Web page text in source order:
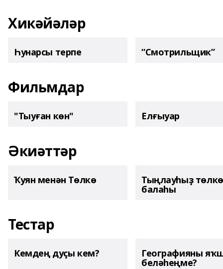
Хикәйәләр
Һунарсы терпе “Смотрильщик”
Фильмдар
"Тыуған көн" Елғыуар
Әкиәттәр
Ҡуян менән Төлкө Тыңлауһыҙ төлкө
балаһы
Тестар
Кемдең дуҫы кем? Географияны
беләһеңме?